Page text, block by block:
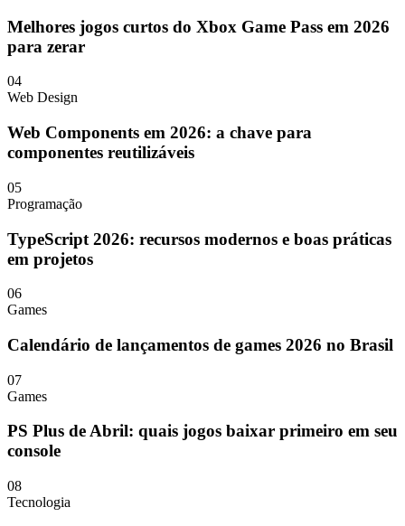
Melhores jogos curtos do Xbox Game Pass em 2026
para zerar
04
Web Design
Web Components em 2026: a chave para
componentes reutilizáveis
05
Programação
TypeScript 2026: recursos modernos e boas práticas
em projetos
06
Games
Calendário de lançamentos de games 2026 no Brasil
07
Games
PS Plus de Abril: quais jogos baixar primeiro em seu
console
08
Tecnologia